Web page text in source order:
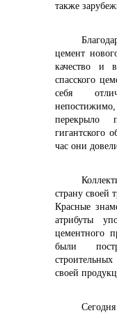
также
цемент
качество и
спасского
себя
перекрыло
гигантского
час они
страну своей
Красные
атрибуты
цементного
были
своей